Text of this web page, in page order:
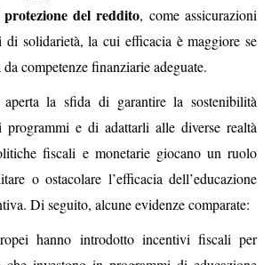
del reddito, come assicurazioni
solidarietà, la cui efficacia è maggiore se
competenze finanziarie adeguate.
aperta la sfida di garantire la sostenibilità
e di adattarli alle diverse realtà
fiscali e monetarie giocano un ruolo
o ostacolare l’efficacia dell’educazione
Di seguito, alcune evidenze comparate:
hanno introdotto incentivi fiscali per